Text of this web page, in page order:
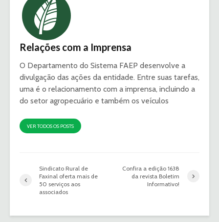
Relações com a Imprensa
O Departamento do Sistema FAEP desenvolve a
divulgação das ações da entidade. Entre suas tarefas,
uma é o relacionamento com a imprensa, incluindo a
do setor agropecuário e também os veículos
VER TODOS OS POSTS
Sindicato Rural de
Faxinal oferta mais de
50 serviços aos
associados
Confira a edição 1638
da revista Boletim
Informativo!